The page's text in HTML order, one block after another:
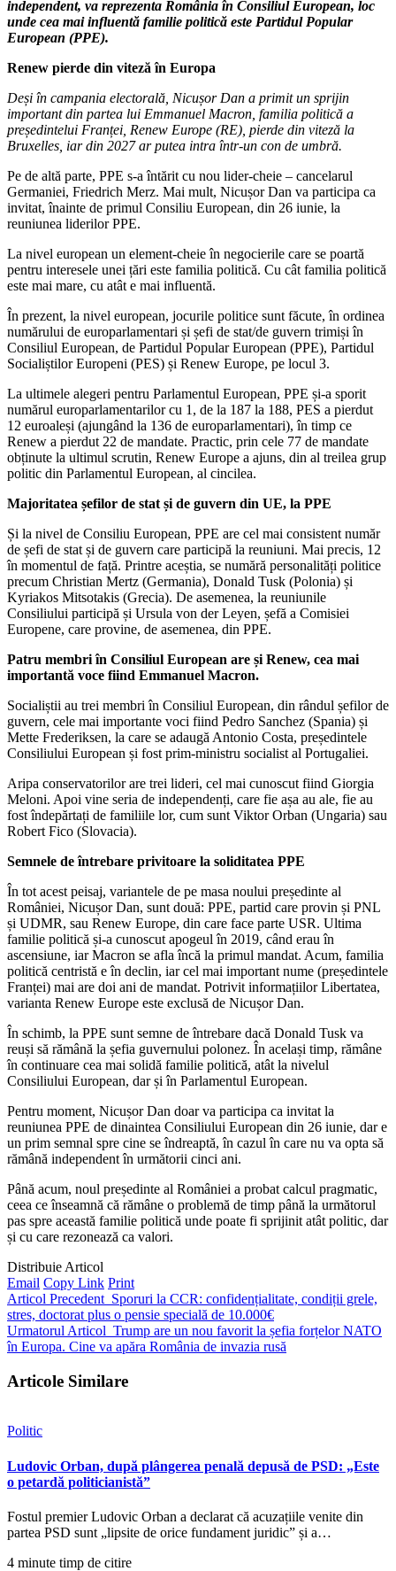
independent, va reprezenta România în Consiliul European, loc
unde cea mai influentă familie politică este Partidul Popular
European (PPE).
Renew pierde din viteză în Europa
Deși în campania electorală, Nicușor Dan a primit un sprijin
important din partea lui Emmanuel Macron, familia politică a
președintelui Franței, Renew Europe (RE), pierde din viteză la
Bruxelles, iar din 2027 ar putea intra într-un con de umbră.
Pe de altă parte, PPE s-a întărit cu nou lider-cheie – cancelarul
Germaniei, Friedrich Merz. Mai mult, Nicușor Dan va participa ca
invitat, înainte de primul Consiliu European, din 26 iunie, la
reuniunea liderilor PPE.
La nivel european un element-cheie în negocierile care se poartă
pentru interesele unei țări este familia politică. Cu cât familia politică
este mai mare, cu atât e mai influentă.
În prezent, la nivel european, jocurile politice sunt făcute, în ordinea
numărului de europarlamentari și șefi de stat/de guvern trimiși în
Consiliul European, de Partidul Popular European (PPE), Partidul
Socialiștilor Europeni (PES) și Renew Europe, pe locul 3.
La ultimele alegeri pentru Parlamentul European, PPE și-a sporit
numărul europarlamentarilor cu 1, de la 187 la 188, PES a pierdut
12 euroaleși (ajungând la 136 de europarlamentari), în timp ce
Renew a pierdut 22 de mandate. Practic, prin cele 77 de mandate
obținute la ultimul scrutin, Renew Europe a ajuns, din al treilea grup
politic din Parlamentul European, al cincilea.
Majoritatea șefilor de stat și de guvern din UE, la PPE
Și la nivel de Consiliu European, PPE are cel mai consistent număr
de șefi de stat și de guvern care participă la reuniuni. Mai precis, 12
în momentul de față. Printre aceștia, se numără personalități politice
precum Christian Mertz (Germania), Donald Tusk (Polonia) și
Kyriakos Mitsotakis (Grecia). De asemenea, la reuniunile
Consiliului participă și Ursula von der Leyen, șefă a Comisiei
Europene, care provine, de asemenea, din PPE.
Patru membri în Consiliul European are și Renew, cea mai
importantă voce fiind Emmanuel Macron.
Socialiștii au trei membri în Consiliul European, din rândul șefilor de
guvern, cele mai importante voci fiind Pedro Sanchez (Spania) și
Mette Frederiksen, la care se adaugă Antonio Costa, președintele
Consiliului European și fost prim-ministru socialist al Portugaliei.
Aripa conservatorilor are trei lideri, cel mai cunoscut fiind Giorgia
Meloni. Apoi vine seria de independenți, care fie așa au ale, fie au
fost îndepărtați de familiile lor, cum sunt Viktor Orban (Ungaria) sau
Robert Fico (Slovacia).
Semnele de întrebare privitoare la soliditatea PPE
În tot acest peisaj, variantele de pe masa noului președinte al
României, Nicușor Dan, sunt două: PPE, partid care provin și PNL
și UDMR, sau Renew Europe, din care face parte USR. Ultima
familie politică și-a cunoscut apogeul în 2019, când erau în
ascensiune, iar Macron se afla încă la primul mandat. Acum, familia
politică centristă e în declin, iar cel mai important nume (președintele
Franței) mai are doi ani de mandat. Potrivit informațiilor Libertatea,
varianta Renew Europe este exclusă de Nicușor Dan.
În schimb, la PPE sunt semne de întrebare dacă Donald Tusk va
reuși să rămână la șefia guvernului polonez. În același timp, rămâne
în continuare cea mai solidă familie politică, atât la nivelul
Consiliului European, dar și în Parlamentul European.
Pentru moment, Nicușor Dan doar va participa ca invitat la
reuniunea PPE de dinaintea Consiliului European din 26 iunie, dar e
un prim semnal spre cine se îndreaptă, în cazul în care nu va opta să
rămână independent în următorii cinci ani.
Până acum, noul președinte al României a probat calcul pragmatic,
ceea ce înseamnă că rămâne o problemă de timp până la următorul
pas spre această familie politică unde poate fi sprijinit atât politic, dar
și cu care rezonează ca valori.
Distribuie Articol
Email Copy Link Print
Articol Precedent Sporuri la CCR: confidențialitate, condiții grele,
stres, doctorat plus o pensie specială de 10.000€
Urmatorul Articol Trump are un nou favorit la șefia forțelor NATO
în Europa. Cine va apăra România de invazia rusă
Articole Similare
Politic
Ludovic Orban, după plângerea penală depusă de PSD: „Este
o petardă politicianistă”
Fostul premier Ludovic Orban a declarat că acuzațiile venite din
partea PSD sunt „lipsite de orice fundament juridic” și a…
4 minute timp de citire